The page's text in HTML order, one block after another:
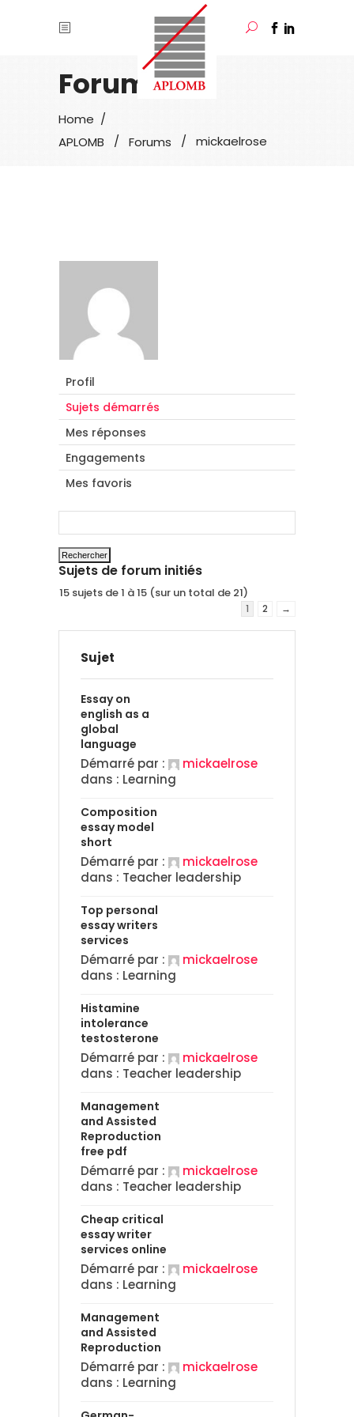
Forum User
Home /
APLOMB
/ Forums / mickaelrose
Profil
Sujets démarrés
Mes réponses
Engagements
Mes favoris
Sujets de forum initiés
15 sujets de 1 à 15 (sur un total de 21)
1 2 →
Sujet
Essay on
english as a
global
language
Démarré par :
mickaelrose
dans : Learning
Composition
essay model
short
Démarré par :
mickaelrose
dans : Teacher leadership
Top personal
essay writers
services
Démarré par :
mickaelrose
dans : Learning
Histamine
intolerance
testosterone
Démarré par :
mickaelrose
dans : Teacher leadership
Management
and Assisted
Reproduction
free pdf
Démarré par :
mickaelrose
dans : Teacher leadership
Cheap critical
essay writer
services online
Démarré par :
mickaelrose
dans : Learning
Management
and Assisted
Reproduction
Démarré par :
mickaelrose
dans : Learning